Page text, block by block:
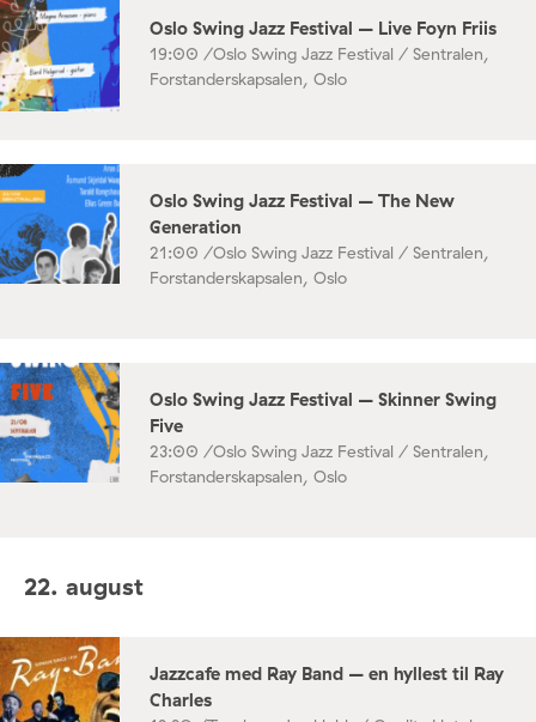
Oslo Swing Jazz Festival – Live Foyn Friis
19:00 /Oslo Swing Jazz Festival / Sentralen,
Forstanderskapsalen, Oslo
Oslo Swing Jazz Festival – The New
Generation
21:00 /Oslo Swing Jazz Festival / Sentralen,
Forstanderskapsalen, Oslo
Oslo Swing Jazz Festival – Skinner Swing
Five
23:00 /Oslo Swing Jazz Festival / Sentralen,
Forstanderskapsalen, Oslo
22. august
Jazzcafe med Ray Band – en hyllest til Ray
Charles